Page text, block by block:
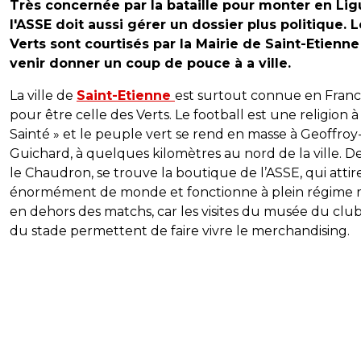
Très concernée par la bataille pour monter en
l'ASSE doit aussi gérer un dossier plus politique.
Verts sont courtisés par la Mairie de Saint-
venir donner un coup de pouce à a ville.
La ville de Saint-Etienne est surtout connue en
pour être celle des Verts. Le football est une religion à
Sainté » et le peuple vert se rend en masse à
Guichard, à quelques kilomètres au nord de la ville.
le Chaudron, se trouve la boutique de l’ASSE, qui
énormément de monde et fonctionne à plein régime
en dehors des matchs, car les visites du musée du
du stade permettent de faire vivre le merchandising.